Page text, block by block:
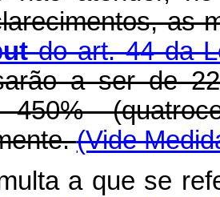
as
do art. 44 da
a ser de
(Vide
a que se